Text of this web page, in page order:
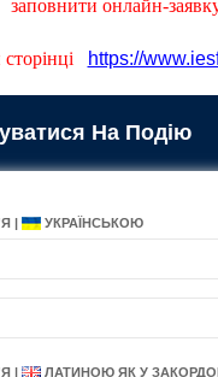
заповнити онлайн-
сторінці https://
На Подію
| УКРАЇНСЬКОЮ
| ЛАТИНОЮ ЯК У